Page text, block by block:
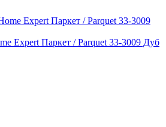
Expert Паркет / Parquet 33-3009 Дуб